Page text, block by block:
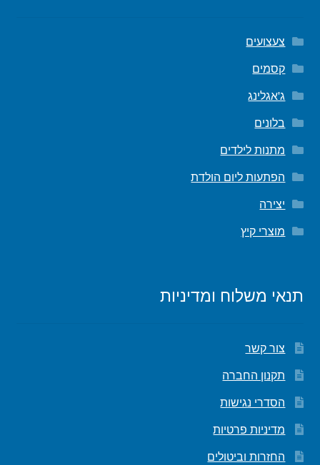
צעצועים
קסמים
ג'אגלינג
בלונים
מתנות לילדים
הפתעות ליום הולדת
יצירה
מוצרי קיץ
תנאי משלוח ומדיניות
צור קשר
תקנון החברה
הסדרי נגישות
מדיניות פרטיות
החזרות וביטולים